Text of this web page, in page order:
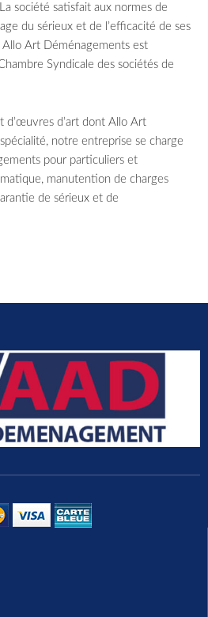
société satisfait aux normes de
du sérieux et de l’efficacité de ses
Art Déménagements est
Syndicale des sociétés de
d’œuvres d’art dont Allo Art
notre entreprise se charge
pour particuliers et
manutention de charges
de sérieux et de